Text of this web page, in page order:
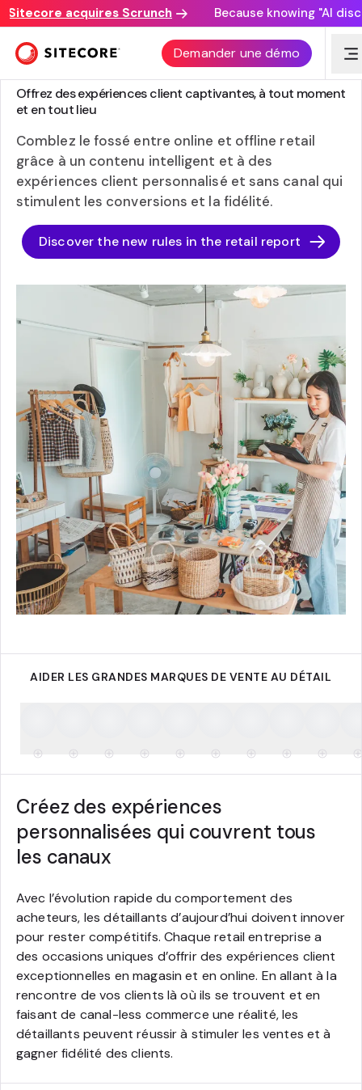
acquires Scrunch Because knowing "AI
Demander une démo
SITECORE POUR LA VENTE AU DÉTAIL
Offrez des expériences client captivantes, à tout moment
et en tout lieu
Comblez le fossé entre online et offline retail
grâce à un contenu intelligent et à des
expériences client personnalisé et sans canal qui
stimulent les conversions et la fidélité.
Discover the new rules in the retail report
AIDER LES GRANDES MARQUES DE VENTE AU DÉTAIL
Créez des expériences
personnalisées qui couvrent tous
les canaux
Avec l’évolution rapide du comportement des
acheteurs, les détaillants d’aujourd’hui doivent innover
pour rester compétitifs. Chaque retail entreprise a
des occasions uniques d’offrir des expériences client
exceptionnelles en magasin et en online. En allant à la
rencontre de vos clients là où ils se trouvent et en
faisant de canal-less commerce une réalité, les
détaillants peuvent réussir à stimuler les ventes et à
gagner fidélité des clients.